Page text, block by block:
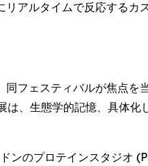
アルタイムで反応する
同フェスティバルが焦点を
、生態学的記憶、具体
ンのプロテインスタジオ